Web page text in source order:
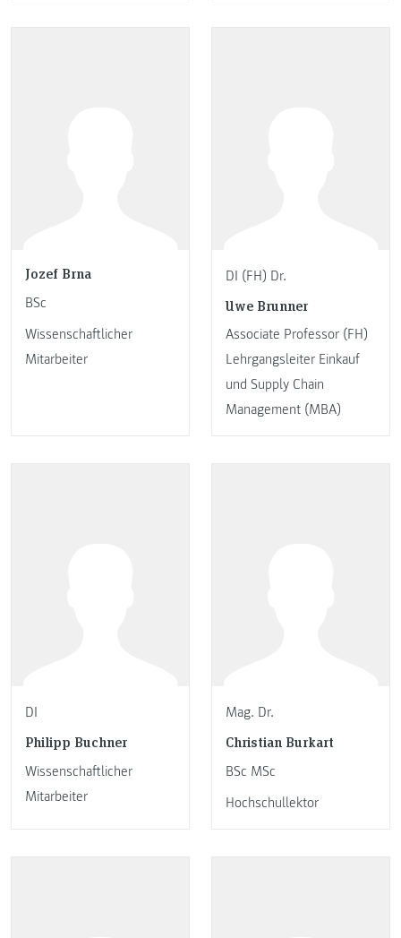
Jozef Brna
BSc
Wissenschaftlicher
Mitarbeiter
DI (FH) Dr.
Uwe Brunner
Associate Professor (FH)
Lehrgangsleiter Einkauf
und Supply Chain
Management (MBA)
DI
Philipp Buchner
Wissenschaftlicher
Mitarbeiter
Mag. Dr.
Christian Burkart
BSc MSc
Hochschullektor